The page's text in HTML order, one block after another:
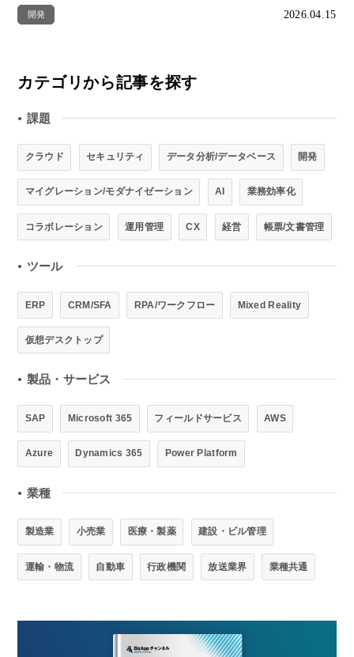
開発 2026.04.15
カテゴリから記事を探す
● 課題
クラウド セキュリティ データ分析/データベース 開発
マイグレーション/モダナイゼーション AI 業務効率化
コラボレーション 運用管理 CX 経営 帳票/文書管理
● ツール
ERP CRM/SFA RPA/ワークフロー Mixed Reality
仮想デスクトップ
● 製品・サービス
SAP Microsoft 365 フィールドサービス AWS
Azure Dynamics 365 Power Platform
● 業種
製造業 小売業 医療・製薬 建設・ビル管理
運輸・物流 自動車 行政機関 放送業界 業種共通